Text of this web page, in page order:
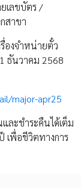
เลขบัตร /
สาขา
องจำหน่ายตั๋ว
ธันวาคม 2568
major-apr25
ละชำระคืนได้เต็ม
เพื่อชีวิตทางการ